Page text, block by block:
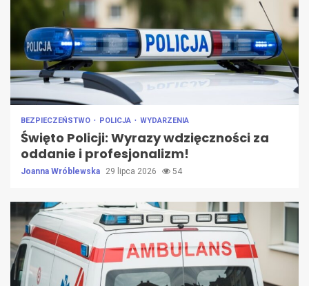
BEZPIECZEŃSTWO POLICJA WYDARZENIA
Święto Policji: Wyrazy wdzięczności za
oddanie i profesjonalizm!
Joanna Wróblewska 29 lipca 2026 54